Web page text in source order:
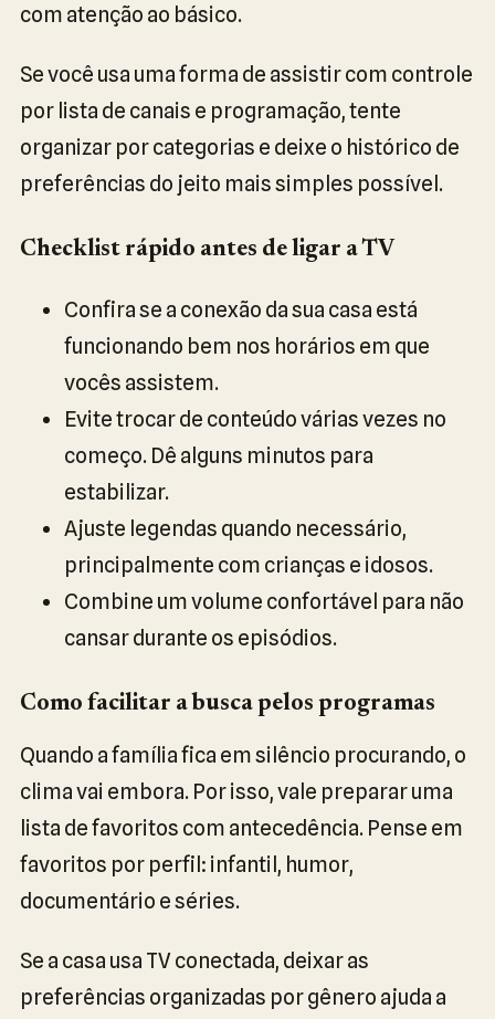
com atenção ao básico.
Se você usa uma forma de assistir com controle
por lista de canais e programação, tente
organizar por categorias e deixe o histórico de
preferências do jeito mais simples possível.
Checklist rápido antes de ligar a TV
Confira se a conexão da sua casa está
funcionando bem nos horários em que
vocês assistem.
Evite trocar de conteúdo várias vezes no
começo. Dê alguns minutos para
estabilizar.
Ajuste legendas quando necessário,
principalmente com crianças e idosos.
Combine um volume confortável para não
cansar durante os episódios.
Como facilitar a busca pelos programas
Quando a família fica em silêncio procurando, o
clima vai embora. Por isso, vale preparar uma
lista de favoritos com antecedência. Pense em
favoritos por perfil: infantil, humor,
documentário e séries.
Se a casa usa TV conectada, deixar as
preferências organizadas por gênero ajuda a